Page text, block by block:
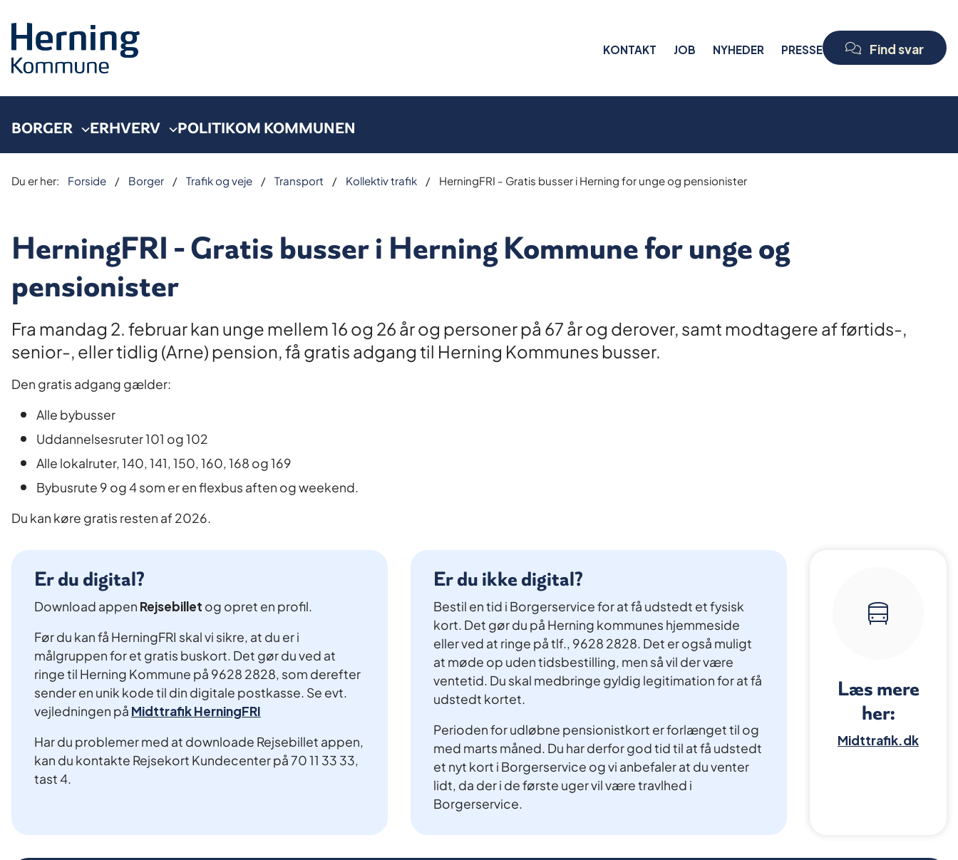
KONTAKT JOB NYHEDER PRESSE Find svar
BORGER ERHVERV POLITIKOM KOMMUNEN
Du er her: Forside Borger Trafik og veje Transport Kollektiv trafik HerningFRI - Gratis busser i Herning for unge og pensionister
HerningFRI - Gratis busser i Herning Kommune for unge og
pensionister
Fra mandag 2. februar kan unge mellem 16 og 26 år og personer på 67 år og derover, samt modtagere af førtids-,
senior-, eller tidlig (Arne) pension, få gratis adgang til Herning Kommunes busser.
Den gratis adgang gælder:
Alle bybusser
Uddannelsesruter 101 og 102
Alle lokalruter, 140, 141, 150, 160, 168 og 169
Bybusrute 9 og 4 som er en flexbus aften og weekend.
Du kan køre gratis resten af 2026.
Er du digital?
Download appenRejsebilletog opret en profil.
Før du kan få HerningFRI skal vi sikre, at du er i
målgruppen for et gratis buskort. Det gør du ved at
ringe til Herning Kommune på 9628 2828, som derefter
sender en unik kode til din digitale postkasse. Se evt.
vejledningen påMidttrafik HerningFRI
Har du problemer med at downloade Rejsebillet appen,
kan du kontakte Rejsekort Kundecenter på 70 11 33 33,
tast 4.
Er du ikke digital?
Bestil en tid i Borgerservice for at få udstedt et fysisk
kort. Det gør du på Herning kommunes hjemmeside
eller ved at ringe på tlf., 9628 2828. Det er også muligt
at møde op uden tidsbestilling, men så vil der være
ventetid. Du skal medbringe gyldig legitimation for at få
udstedt kortet.
Perioden for udløbne pensionistkort er forlænget til og
med marts måned. Du har derfor god tid til at få udstedt
et nyt kort i Borgerservice og vi anbefaler at du venter
lidt, da der i de første uger vil være travlhed i
Borgerservice.
Læs mere
her:
Midttrafik.dk